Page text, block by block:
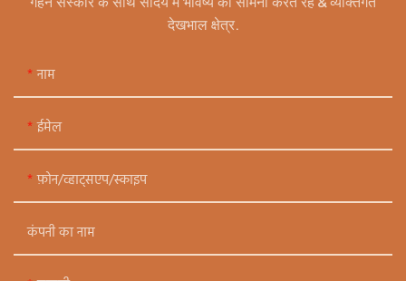
देखभाल क्षेत्र.
नाम
ईमेल
फ़ोन/व्हाट्सएप/स्काइप
कंपनी का नाम